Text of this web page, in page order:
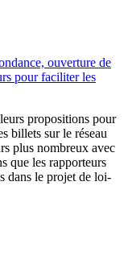
ouverture de
pour faciliter les
propositions pour
billets sur le réseau
plus nombreux avec
que les rapporteurs
dans le projet de loi-